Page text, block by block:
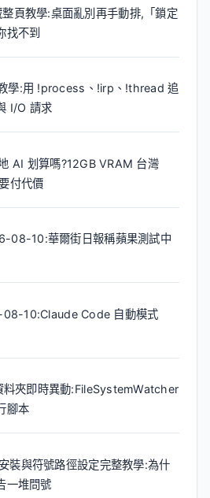
頁教學:桌面亂別再手動排,「鎖定
找不到
學:用 !process、!irp、!thread 追
I/O 請求
AI 划算嗎?12GB VRAM 台灣
付代價
08-10:華爾街日報稱蘋果測試中
10:Claude Code 自動模式
夾即時異動:FileSystemWatcher
腳本
裝與符號路徑設定完整教學:為什
一堆問號